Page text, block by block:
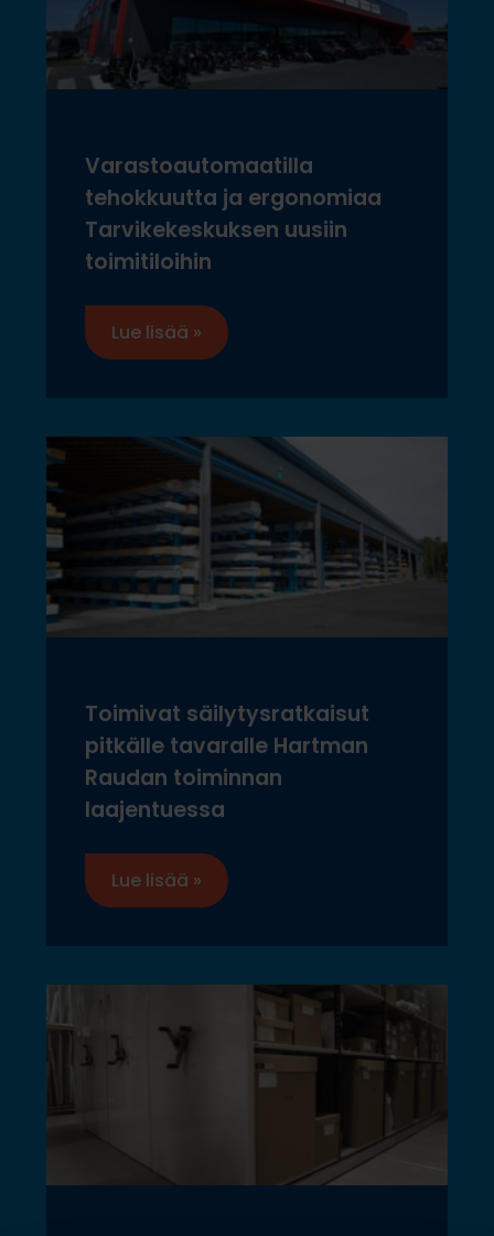
Varastoautomaatilla
tehokkuutta ja ergonomiaa
Tarvikekeskuksen uusiin
toimitiloihin
Lue lisää »
Toimivat säilytysratkaisut
pitkälle tavaralle Hartman
Raudan toiminnan
laajentuessa
Lue lisää »